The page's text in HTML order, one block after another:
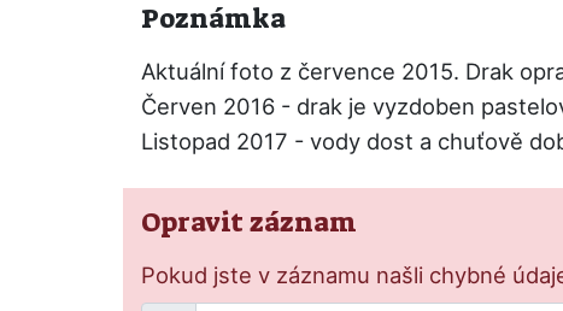
Poznámka
Aktuální foto z července 2015. Drak
Červen 2016 - drak je vyzdoben
Listopad 2017 - vody dost a chuťově
Opravit záznam
Pokud jste v záznamu našli chybné